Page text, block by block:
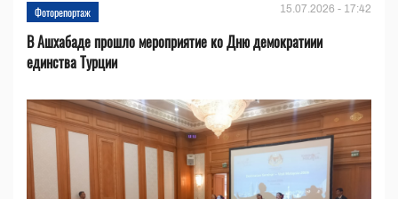
Фоторепортаж 15.07.2026 - 17:42
В Ашхабаде прошло мероприятие ко Дню демократиии
единства Турции